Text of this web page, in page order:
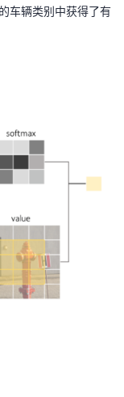
车辆类别中获得了有